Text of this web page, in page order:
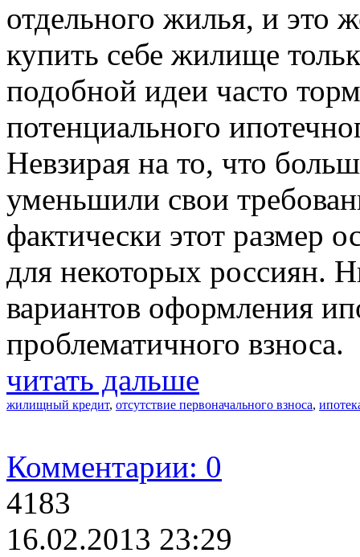
отдельного жилья, и это
купить себе жилище
подобной идеи часто
потенциального
Невзирая на то, что
уменьшили свои
фактически этот размер
для некоторых россиян.
вариантов оформления
проблематичного взноса.
читать дальше
жилищный кредит, отсутствие первоначального взноса,
Комментарии: 0
4183
16.02.2013 23:29